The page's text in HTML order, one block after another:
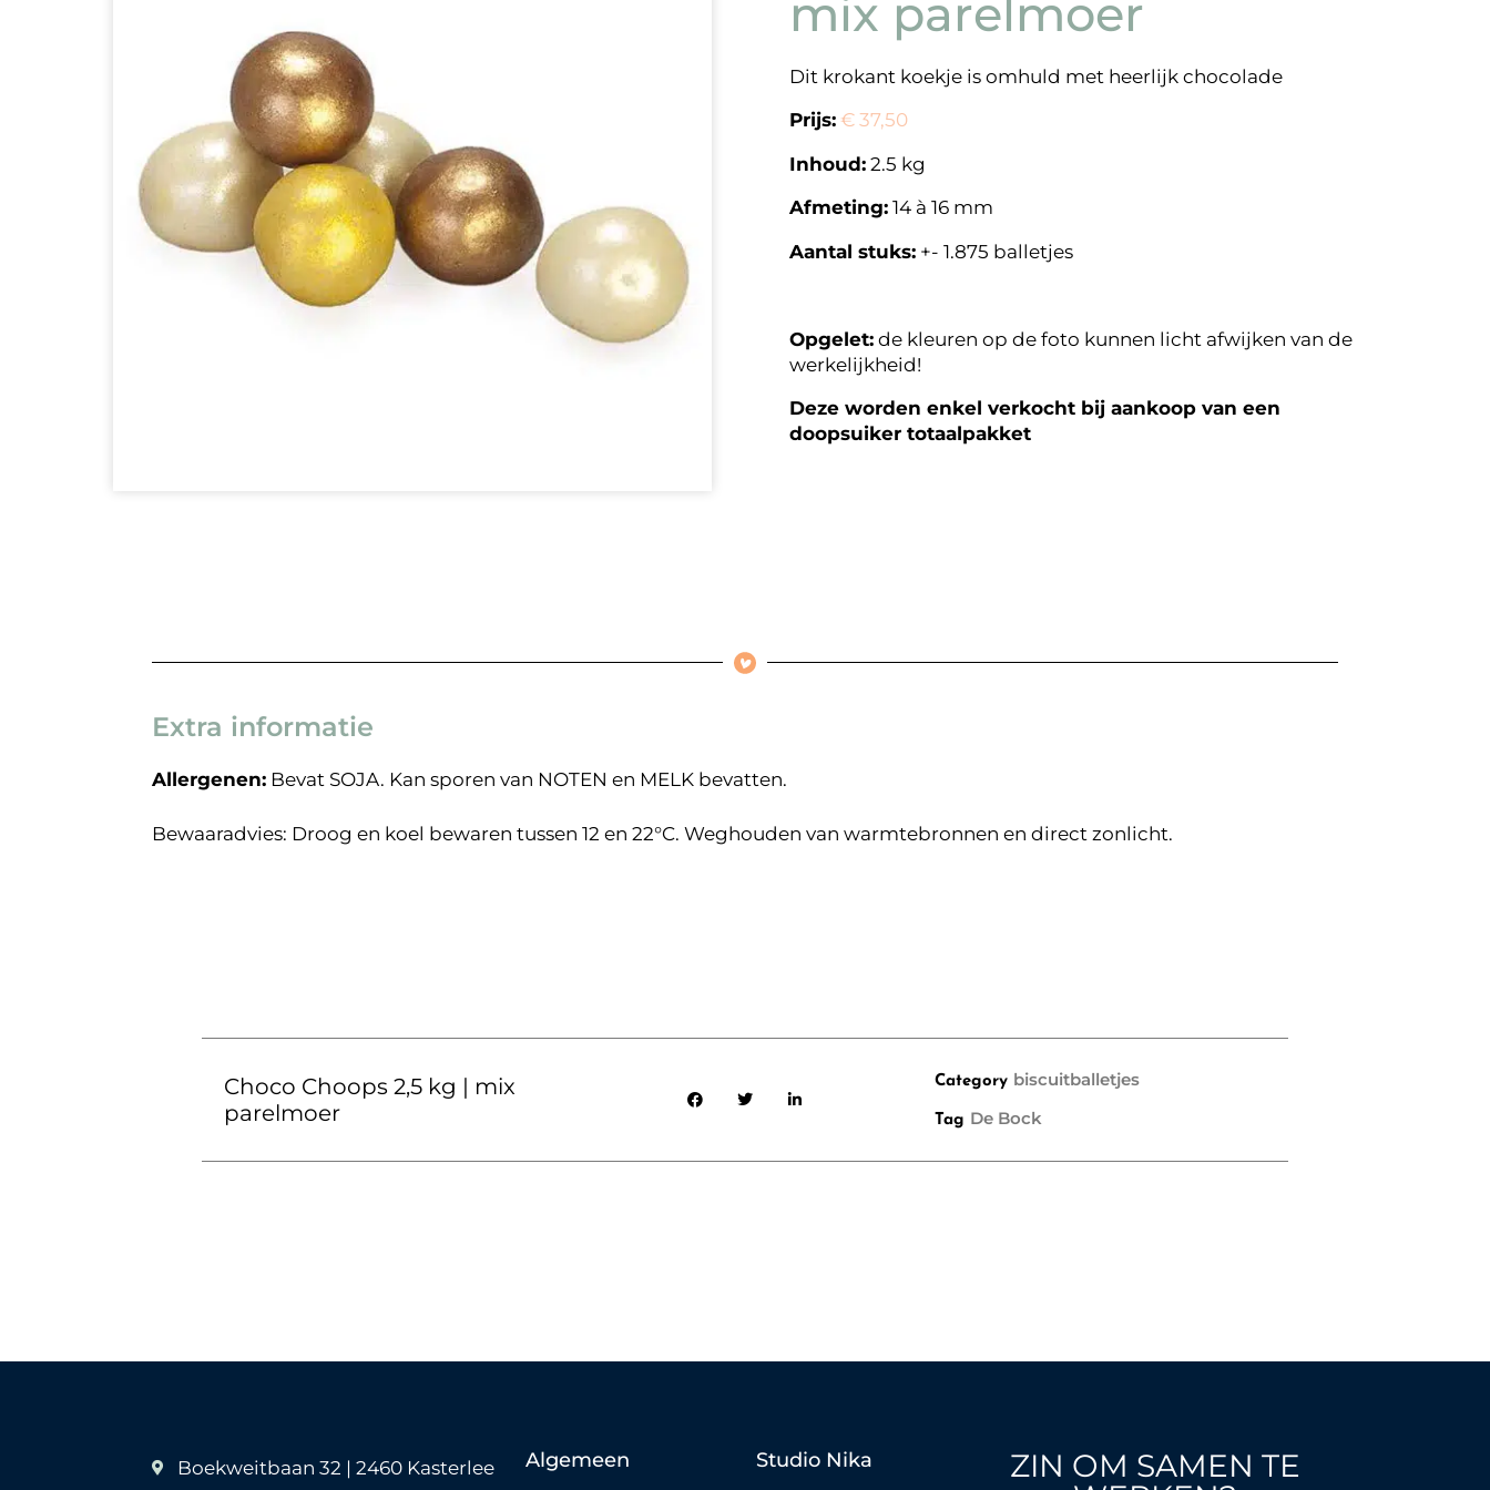
mix parelmoer
Dit krokant koekje is omhuld met heerlijk chocolade
Prijs: € 37,50
Inhoud: 2.5 kg
Afmeting: 14 à 16 mm
Aantal stuks: +- 1.875 balletjes
Opgelet: de kleuren op de foto kunnen licht afwijken van de
werkelijkheid!
Deze worden enkel verkocht bij aankoop van een
doopsuiker totaalpakket
Extra informatie
Allergenen: Bevat SOJA. Kan sporen van NOTEN en MELK bevatten.
Bewaaradvies: Droog en koel bewaren tussen 12 en 22°C. Weghouden van warmtebronnen en direct zonlicht.
Choco Choops 2,5 kg | mix
parelmoer
Category biscuitballetjes
Tag De Bock
Boekweitbaan 32 | 2460 Kasterlee Algemeen Studio Nika
ZIN OM SAMEN TE